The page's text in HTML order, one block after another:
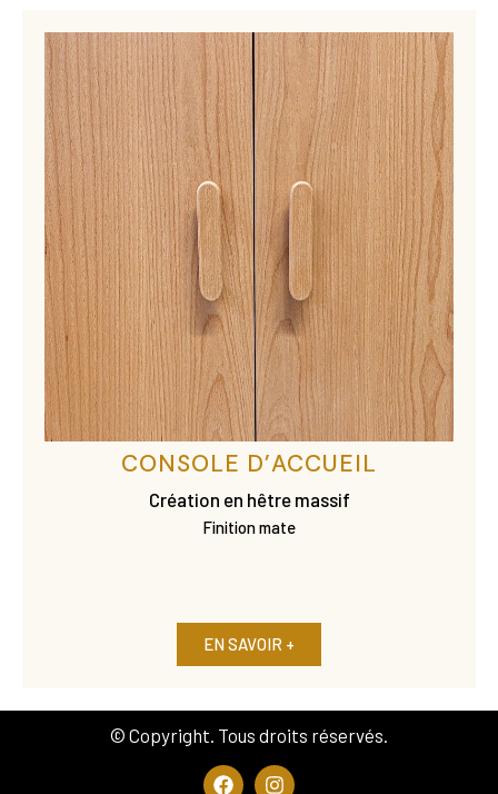
CONSOLE D’ACCUEIL
Création en hêtre massif
Finition mate
EN SAVOIR +
© Copyright. Tous droits réservés.